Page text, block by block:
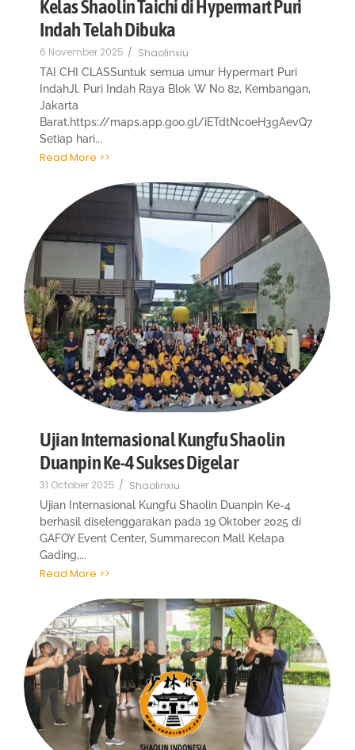
Kelas Shaolin Taichi di Hypermart Puri
Indah Telah Dibuka
6 November 2025 / Shaolinxiu
TAI CHI CLASSuntuk semua umur Hypermart Puri
IndahJl. Puri Indah Raya Blok W No 82, Kembangan,
Jakarta
Barat.https://maps.app.goo.gl/iETdtNcoeH3gAevQ7
Setiap hari...
Read More >>
Ujian Internasional Kungfu Shaolin
Duanpin Ke-4 Sukses Digelar
31 October 2025 / Shaolinxiu
Ujian Internasional Kungfu Shaolin Duanpin Ke-4
berhasil diselenggarakan pada 19 Oktober 2025 di
GAFOY Event Center, Summarecon Mall Kelapa
Gading,...
Read More >>